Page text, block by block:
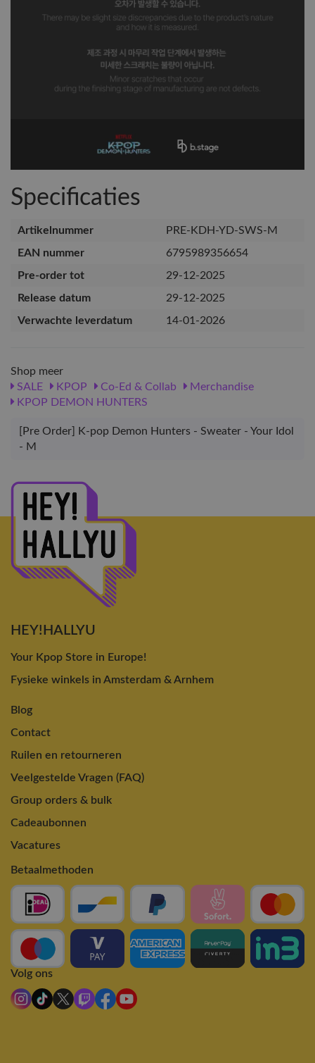
Specificaties
Artikelnummer
PRE-KDH-YD-SWS-M
EAN nummer
6795989356654
Pre-order tot
29-12-2025
Release datum
29-12-2025
Verwachte leverdatum
14-01-2026
Shop meer
SALE
KPOP Co-Ed & Collab
Merchandise
KPOP DEMON HUNTERS
[Pre Order] K-pop Demon Hunters - Sweater - Your Idol
- M
HEY!HALLYU
Your Kpop Store in Europe!
Fysieke winkels in Amsterdam & Arnhem
Blog
Contact
Ruilen en retourneren
Veelgestelde Vragen (FAQ)
Group orders & bulk
Cadeaubonnen
Vacatures
Betaalmethoden
Volg ons